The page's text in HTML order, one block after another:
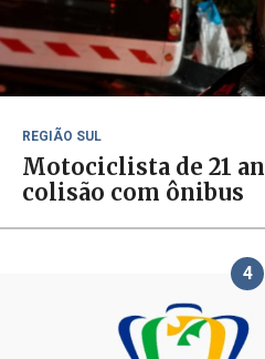
REGIÃO SUL
Motociclista de 21
colisão com ônibus
4